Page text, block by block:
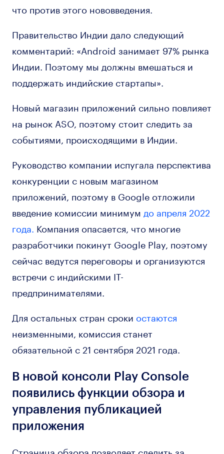
что против этого нововведения.
Правительство Индии дало следующий
комментарий: «Android занимает 97% рынка
Индии. Поэтому мы должны вмешаться и
поддержать индийские стартапы».
Новый магазин приложений сильно повлияет
на рынок ASO, поэтому стоит следить за
событиями, происходящими в Индии.
Руководство компании испугала перспектива
конкуренции с новым магазином
приложений, поэтому в Google отложили
введение комиссии минимум до апреля 2022
года. Компания опасается, что многие
разработчики покинут Google Play, поэтому
сейчас ведутся переговоры и организуются
встречи с индийскими IT-
предпринимателями.
Для остальных стран сроки остаются
неизменными, комиссия станет
обязательной с 21 сентября 2021 года.
В новой консоли Play Console
появились функции обзора и
управления публикацией
приложения
Страница обзора позволяет следить за